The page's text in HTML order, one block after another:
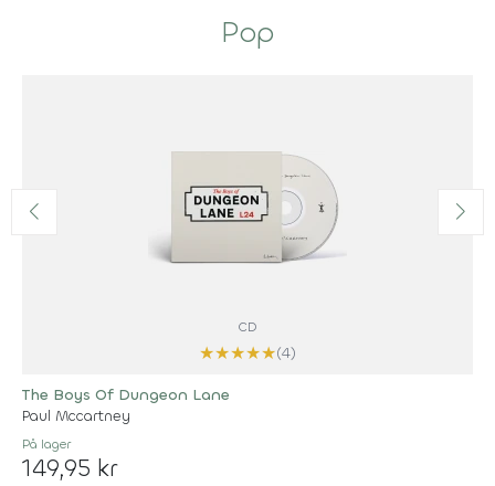
Pop
CD
★★★★★(4)
The Boys Of Dungeon Lane
Paul Mccartney
På lager
149,95 kr